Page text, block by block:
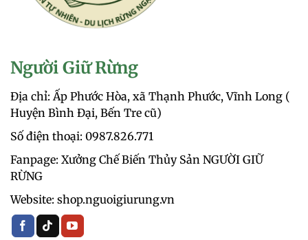
Người Giữ Rừng
Địa chỉ: Ấp Phước Hòa, xã Thạnh Phước, Vĩnh Long (
Huyện Bình Đại, Bến Tre cũ)
Số điện thoại: 0987.826.771‬
Fanpage: Xưởng Chế Biến Thủy Sản NGƯỜI GIỮ
RỪNG
Website: shop.nguoigiurung.vn